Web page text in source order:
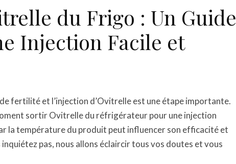
du Frigo : Un Guide
Injection Facile et
fertilité et l’injection d’Ovitrelle est une étape importante.
sortir Ovitrelle du réfrigérateur pour une injection
la température du produit peut influencer son efficacité et
pas, nous allons éclaircir tous vos doutes et vous